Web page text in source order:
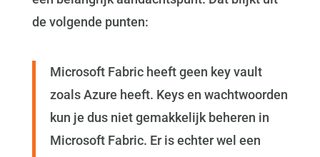
de volgende punten:
Microsoft Fabric heeft geen key vault
zoals Azure heeft. Keys en wachtwoorden
kun je dus niet gemakkelijk beheren in
Microsoft Fabric. Er is echter wel een